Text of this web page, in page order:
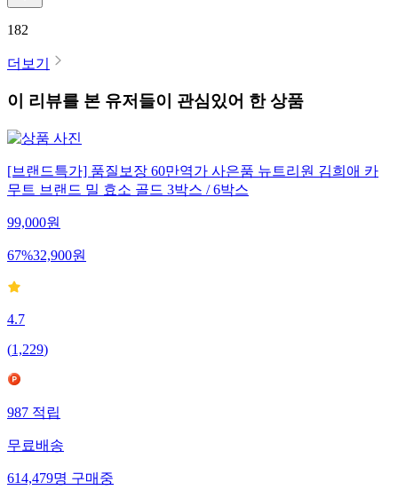
182
더보기
이 리뷰를 본 유저들이 관심있어 한 상품
[브랜드특가] 품질보장 60만역가 사은품 뉴트리원 김희애 카
무트 브랜드 밀 효소 골드 3박스 / 6박스
99,000원
67%32,900원
4.7
(1,229)
987 적립
무료배송
614,479명 구매중